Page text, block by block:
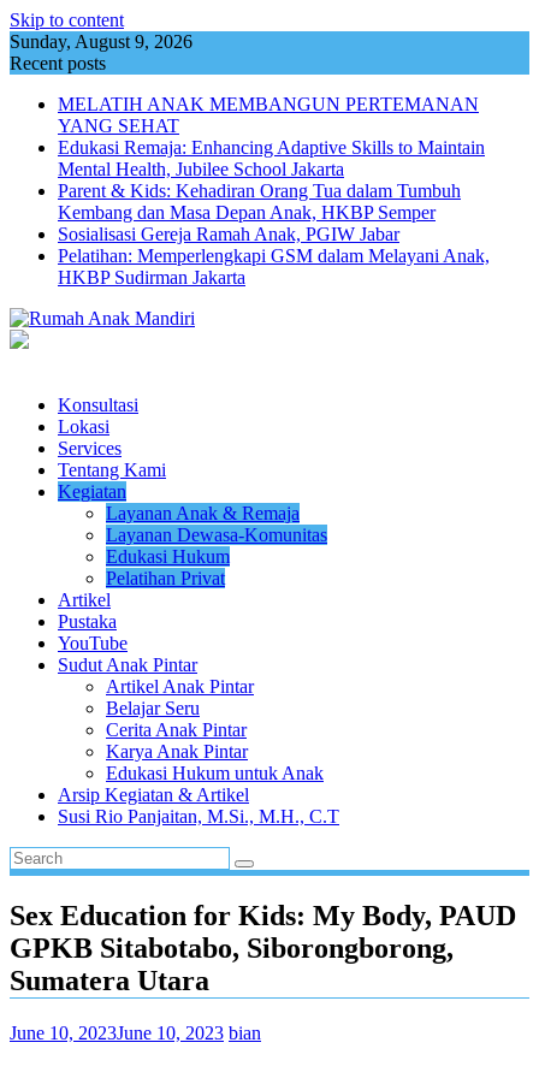
Skip to content
Sunday, August 9, 2026
Recent posts
MELATIH ANAK MEMBANGUN PERTEMANAN
YANG SEHAT
Edukasi Remaja: Enhancing Adaptive Skills to Maintain
Mental Health, Jubilee School Jakarta
Parent & Kids: Kehadiran Orang Tua dalam Tumbuh
Kembang dan Masa Depan Anak, HKBP Semper
Sosialisasi Gereja Ramah Anak, PGIW Jabar
Pelatihan: Memperlengkapi GSM dalam Melayani Anak,
HKBP Sudirman Jakarta
Konsultasi
Lokasi
Services
Tentang Kami
Kegiatan
Layanan Anak & Remaja
Layanan Dewasa-Komunitas
Edukasi Hukum
Pelatihan Privat
Artikel
Pustaka
YouTube
Sudut Anak Pintar
Artikel Anak Pintar
Belajar Seru
Cerita Anak Pintar
Karya Anak Pintar
Edukasi Hukum untuk Anak
Arsip Kegiatan & Artikel
Susi Rio Panjaitan, M.Si., M.H., C.T
Sex Education for Kids: My Body, PAUD
GPKB Sitabotabo, Siborongborong,
Sumatera Utara
June 10, 2023June 10, 2023 bian